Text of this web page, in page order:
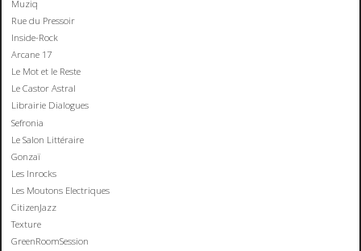
Muziq
Rue du Pressoir
Inside-Rock
Arcane 17
Le Mot et le Reste
Le Castor Astral
Librairie Dialogues
Sefronia
Le Salon Littéraire
Gonzaï
Les Inrocks
Les Moutons Electriques
CitizenJazz
Texture
GreenRoomSession